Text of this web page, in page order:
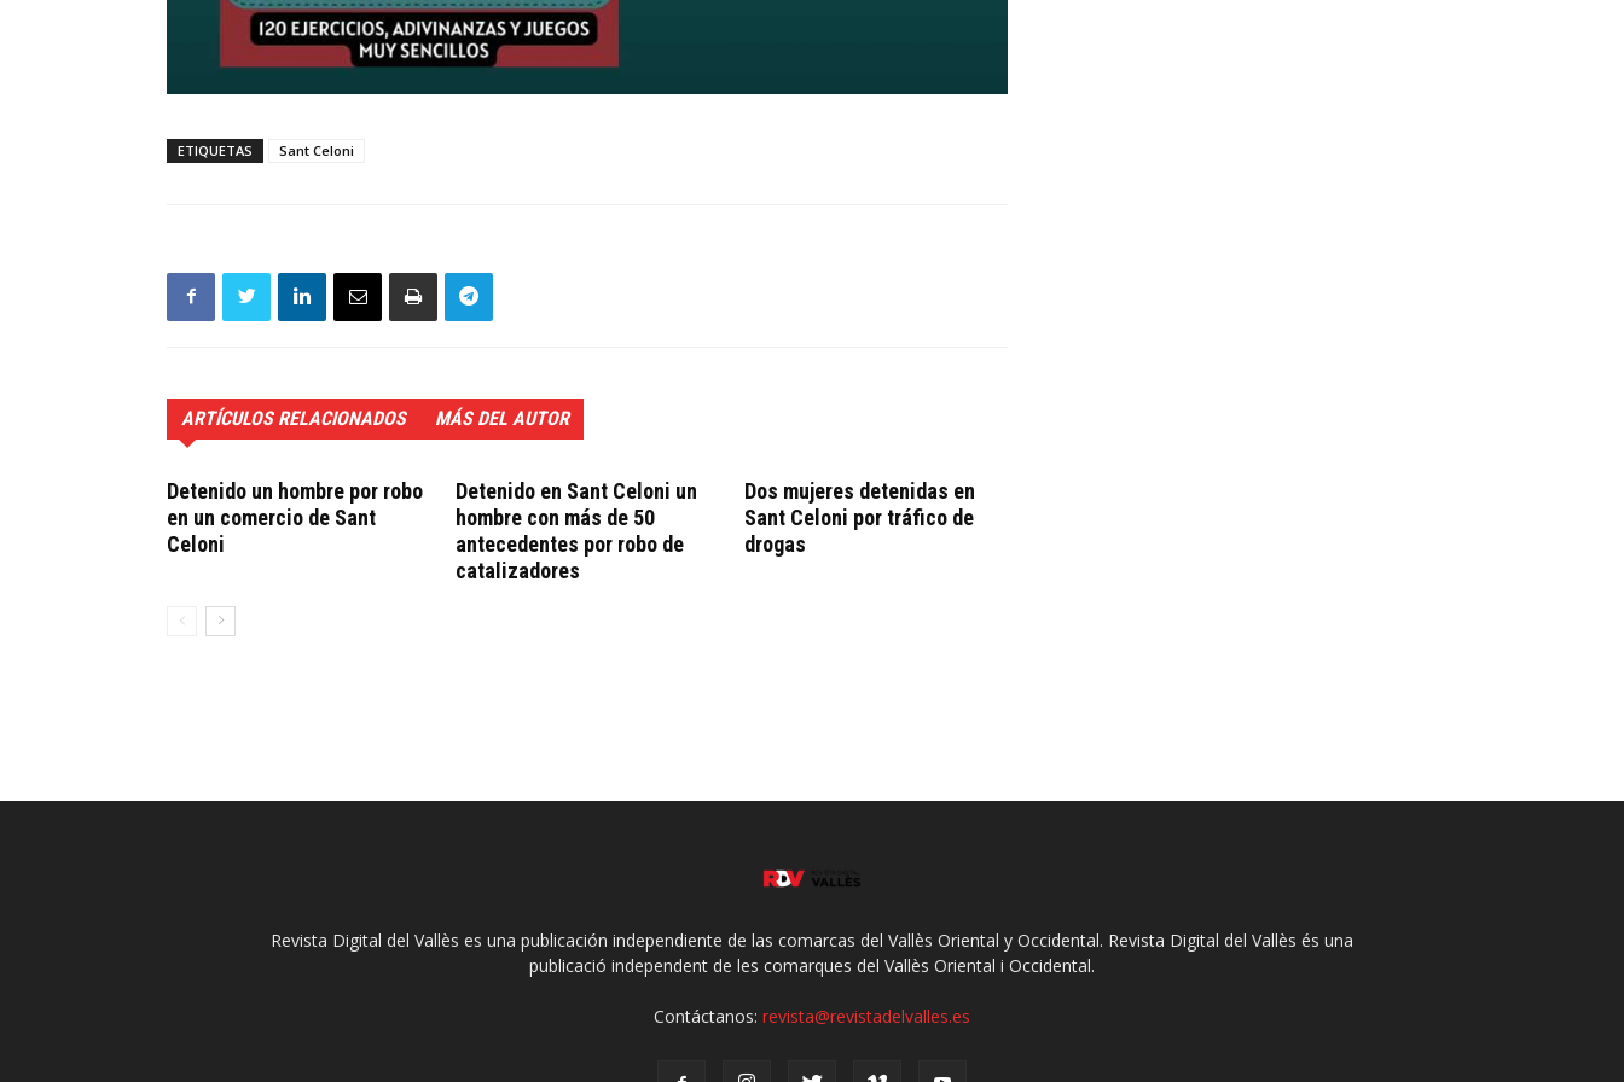
ETIQUETAS Sant Celoni
ARTÍCULOS RELACIONADOS MÁS DEL AUTOR
Detenido un hombre por robo
en un comercio de Sant
Celoni
Detenido en Sant Celoni un
hombre con más de 50
antecedentes por robo de
catalizadores
Dos mujeres detenidas en
Sant Celoni por tráfico de
drogas
Revista Digital del Vallès es una publicación independiente de las comarcas del Vallès Oriental y Occidental. Revista Digital del Vallès és una
publicació independent de les comarques del Vallès Oriental i Occidental.
Contáctanos: revista@revistadelvalles.es